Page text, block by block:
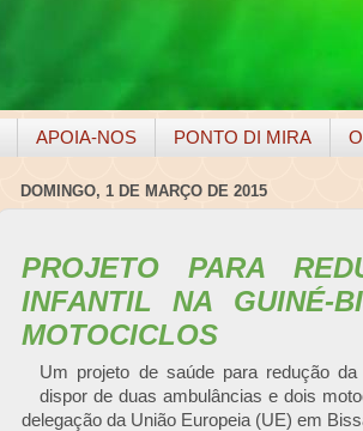
APOIA-NOS PONTO DI MIRA
DOMINGO, 1 DE MARÇO DE 2015
PROJETO PARA
INFANTIL NA GUINÉ-
MOTOCICLOS
Um projeto de saúde para redução
dispor de duas ambulâncias e dois
delegação da União Europeia (UE) em